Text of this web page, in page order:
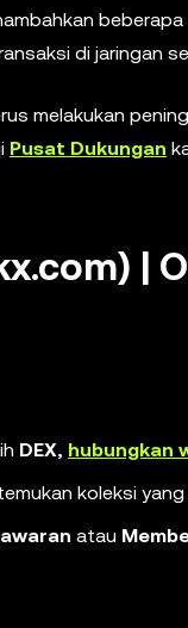
di jaringan
melakukan
Pusat Dukungan
|
DEX, hubungkan
koleksi
atau